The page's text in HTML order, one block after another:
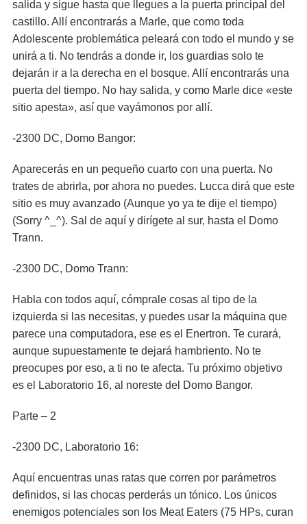
salida y sigue hasta que llegues a la puerta principal del
castillo. Allí encontrarás a Marle, que como toda
Adolescente problemática peleará con todo el mundo y se
unirá a ti. No tendrás a donde ir, los guardias solo te
dejarán ir a la derecha en el bosque. Allí encontrarás una
puerta del tiempo. No hay salida, y como Marle dice «este
sitio apesta», así que vayámonos por allí.
-2300 DC, Domo Bangor:
Aparecerás en un pequeño cuarto con una puerta. No
trates de abrirla, por ahora no puedes. Lucca dirá que este
sitio es muy avanzado (Aunque yo ya te dije el tiempo)
(Sorry ^_^). Sal de aquí y dirígete al sur, hasta el Domo
Trann.
-2300 DC, Domo Trann:
Habla con todos aquí, cómprale cosas al tipo de la
izquierda si las necesitas, y puedes usar la máquina que
parece una computadora, ese es el Enertron. Te curará,
aunque supuestamente te dejará hambriento. No te
preocupes por eso, a ti no te afecta. Tu próximo objetivo
es el Laboratorio 16, al noreste del Domo Bangor.
Parte – 2
-2300 DC, Laboratorio 16:
Aquí encuentras unas ratas que corren por parámetros
definidos, si las chocas perderás un tónico. Los únicos
enemigos potenciales son los Meat Eaters (75 HPs, curan